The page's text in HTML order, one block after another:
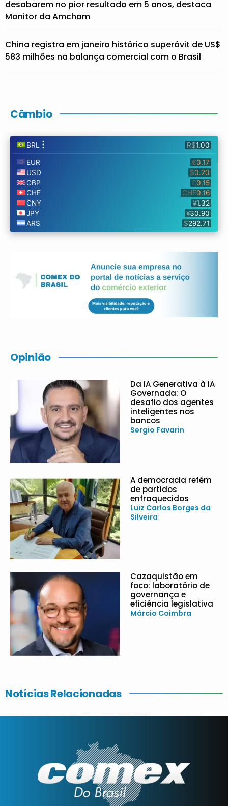
desabarem no pior resultado em 5 anos, destaca
Monitor da Amcham
China registra em janeiro histórico superávit de US$
583 milhões na balança comercial com o Brasil
Câmbio
Opinião
Da IA Generativa à IA
Governada: O
desafio dos agentes
inteligentes nos
bancos
Sergio Favarin
A democracia refém
de partidos
enfraquecidos
Luiz Carlos Borges da
Silveira
Cazaquistão em
foco: laboratório de
governança e
eficiência legislativa
Márcio Coimbra
Notícias Relacionadas